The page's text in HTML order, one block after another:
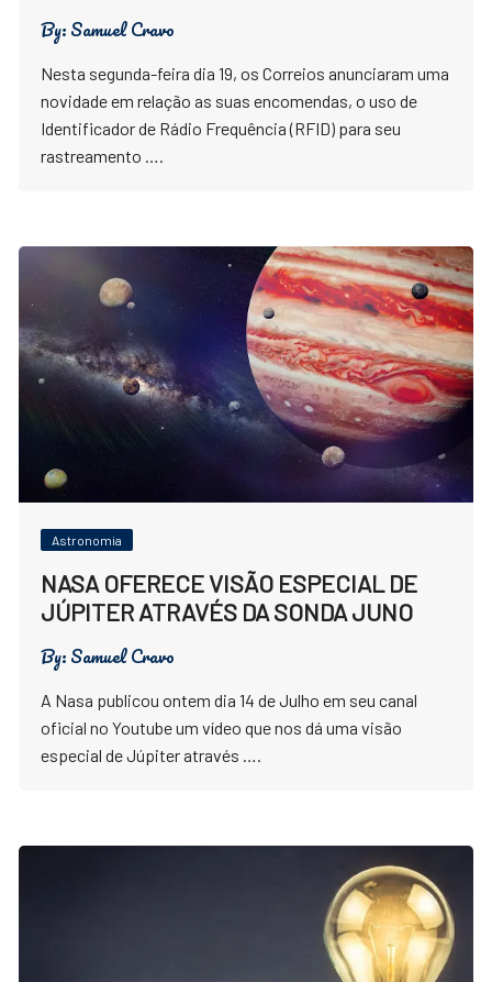
By:Samuel Cravo
Nesta segunda-feira dia 19, os Correios anunciaram uma
novidade em relação as suas encomendas, o uso de
Identificador de Rádio Frequência (RFID) para seu
rastreamento ….
Astronomia
NASA OFERECE VISÃO ESPECIAL DE
JÚPITER ATRAVÉS DA SONDA JUNO
By:Samuel Cravo
A Nasa publicou ontem dia 14 de Julho em seu canal
oficial no Youtube um vídeo que nos dá uma visão
especial de Júpiter através ….